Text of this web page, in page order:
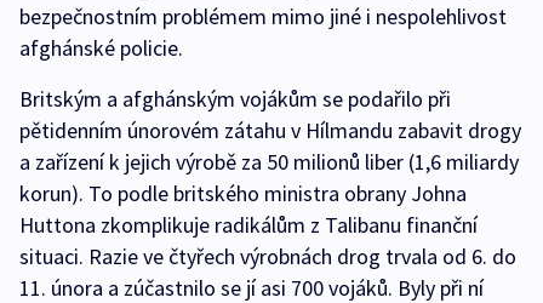
bezpečnostním problémem mimo jiné i nespolehlivost
afghánské policie.
Britským a afghánským vojákům se podařilo při
pětidenním únorovém zátahu v Hílmandu zabavit drogy
a zařízení k jejich výrobě za 50 milionů liber (1,6 miliardy
korun). To podle britského ministra obrany Johna
Huttona zkomplikuje radikálům z Talibanu finanční
situaci. Razie ve čtyřech výrobnách drog trvala od 6. do
11. února a zúčastnilo se jí asi 700 vojáků. Byly při ní